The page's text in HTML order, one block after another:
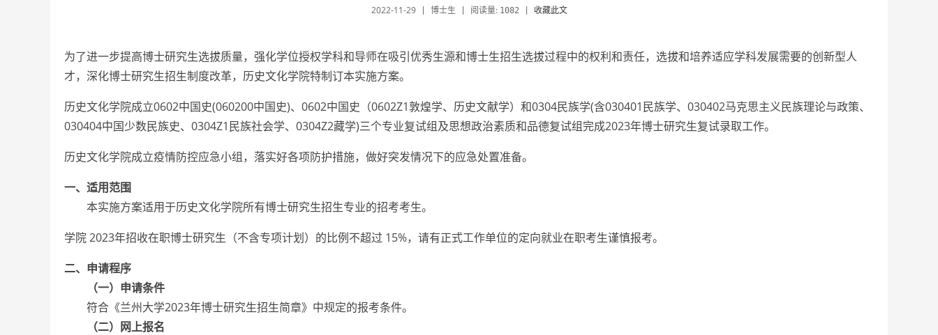
2022-11-29| 博士生 阅读量: 1082 收藏此文
为了进一步提高博士研究生选拔质量，强化学位授权学科和导师在吸引优秀生源和博士生招生选拔过程中的权利和责任，选拔和培养适应学科发展需要的创新型人
才，深化博士研究生招生制度改革，历史文化学院特制订本实施方案。
历史文化学院成立0602中国史(060200中国史)、0602中国史（0602Z1敦煌学、历史文献学）和0304民族学(含030401民族学、030402马克思主义民族理论与政策、
030404中国少数民族史、0304Z1民族社会学、0304Z2藏学)三个专业复试组及思想政治素质和品德复试组完成2023年博士研究生复试录取工作。
历史文化学院成立疫情防控应急小组，落实好各项防护措施，做好突发情况下的应急处置准备。
一、适用范围
本实施方案适用于历史文化学院所有博士研究生招生专业的招考考生。
学院 2023年招收在职博士研究生（不含专项计划）的比例不超过 15%，请有正式工作单位的定向就业在职考生谨慎报考。
二、申请程序
（一）申请条件
符合《兰州大学2023年博士研究生招生简章》中规定的报考条件。
（二）网上报名